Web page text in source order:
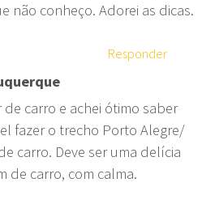
não conheço. Adorei as dicas.
Responder
de carro e achei ótimo saber
fazer o trecho Porto Alegre/
carro. Deve ser uma delícia
de carro, com calma.